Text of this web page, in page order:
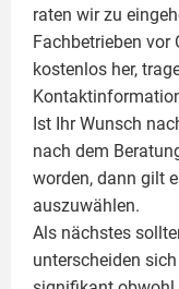
raten wir zu
Fachbetrieben vor
kostenlos her,
Ist Ihr Wunsch
nach dem
worden, dann gilt
auszuwählen.
Als nächstes
unterscheiden